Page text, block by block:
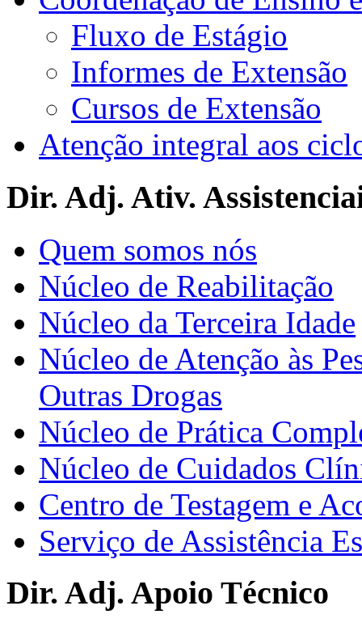
Fluxo de Estágio
Informes de Extensão
Cursos de Extensão
Atenção integral aos
Dir. Adj. Ativ.
Quem somos nós
Núcleo de Reabilitação
Núcleo da Terceira Idade
Núcleo de Atenção às
Outras Drogas
Núcleo de Prática
Núcleo de Cuidados
Centro de Testagem e
Serviço de Assistência
Dir. Adj. Apoio Técnico